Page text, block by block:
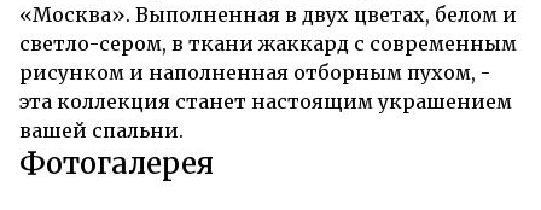
«Москва». Выполненная в двух цветах, белом и
светло-сером, в ткани жаккард с современным
рисунком и наполненная отборным пухом, -
эта коллекция станет настоящим украшением
вашей спальни.
Фотогалерея